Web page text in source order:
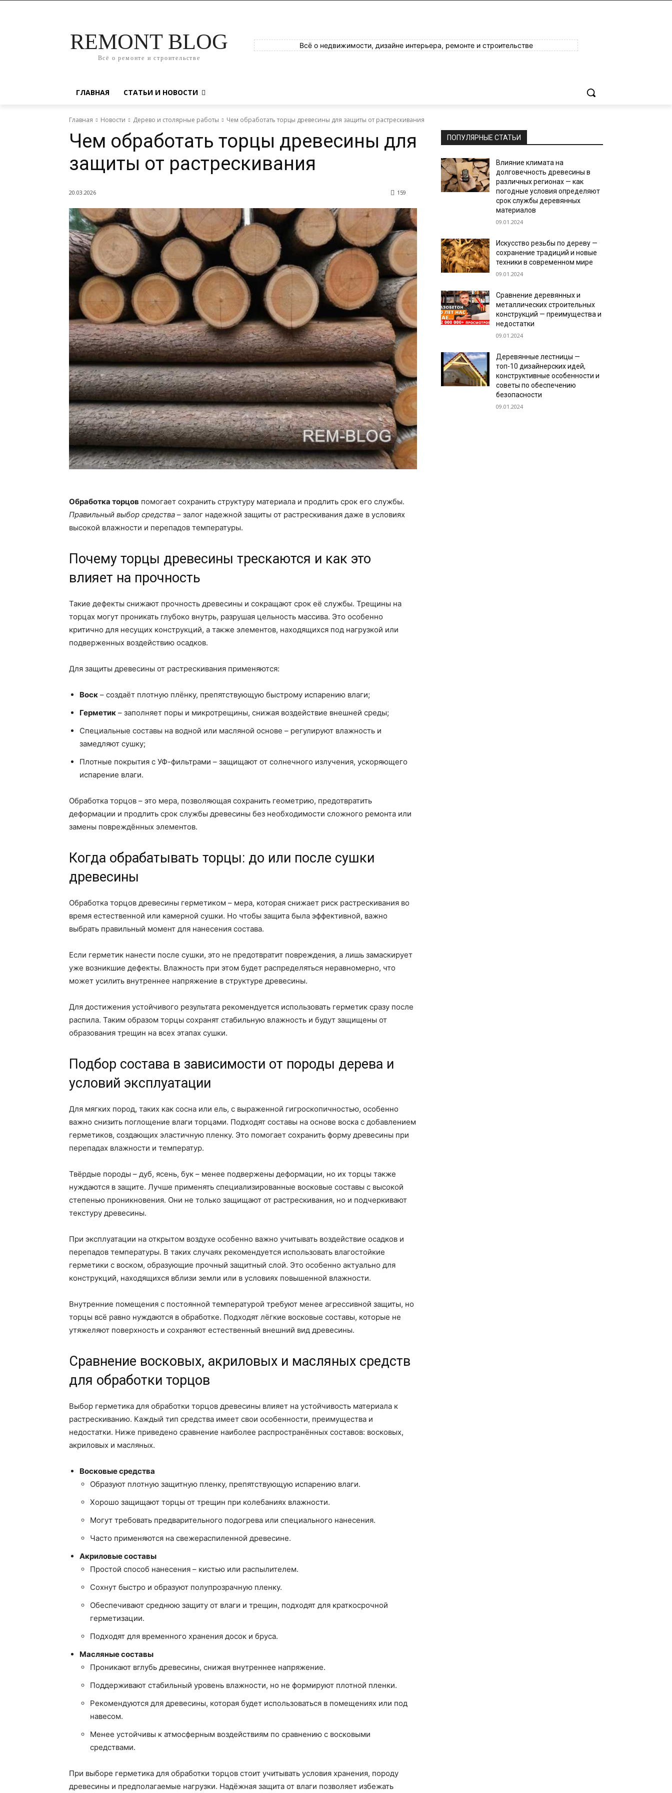
REMONT BLOG
Всё о ремонте и строительстве
Всё о недвижимости, дизайне интерьера, ремонте и строительстве
ГЛАВНАЯ СТАТЬИ И НОВОСТИ
Главная Новости Дерево и столярные работы Чем обработать торцы древесины для защиты от растрескивания
Чем обработать торцы древесины для
защиты от растрескивания
20.03.2026 159
Обработка торцов помогает сохранить структуру материала и продлить срок его службы.
Правильный выбор средства – залог надежной защиты от растрескивания даже в условиях
высокой влажности и перепадов температуры.
Почему торцы древесины трескаются и как это
влияет на прочность
Такие дефекты снижают прочность древесины и сокращают срок её службы. Трещины на
торцах могут проникать глубоко внутрь, разрушая цельность массива. Это особенно
критично для несущих конструкций, а также элементов, находящихся под нагрузкой или
подверженных воздействию осадков.
Для защиты древесины от растрескивания применяются:
Воск – создаёт плотную плёнку, препятствующую быстрому испарению влаги;
Герметик – заполняет поры и микротрещины, снижая воздействие внешней среды;
Специальные составы на водной или масляной основе – регулируют влажность и
замедляют сушку;
Плотные покрытия с УФ-фильтрами – защищают от солнечного излучения, ускоряющего
испарение влаги.
Обработка торцов – это мера, позволяющая сохранить геометрию, предотвратить
деформации и продлить срок службы древесины без необходимости сложного ремонта или
замены повреждённых элементов.
Когда обрабатывать торцы: до или после сушки
древесины
Обработка торцов древесины герметиком – мера, которая снижает риск растрескивания во
время естественной или камерной сушки. Но чтобы защита была эффективной, важно
выбрать правильный момент для нанесения состава.
Если герметик нанести после сушки, это не предотвратит повреждения, а лишь замаскирует
уже возникшие дефекты. Влажность при этом будет распределяться неравномерно, что
может усилить внутреннее напряжение в структуре древесины.
Для достижения устойчивого результата рекомендуется использовать герметик сразу после
распила. Таким образом торцы сохранят стабильную влажность и будут защищены от
образования трещин на всех этапах сушки.
Подбор состава в зависимости от породы дерева и
условий эксплуатации
Для мягких пород, таких как сосна или ель, с выраженной гигроскопичностью, особенно
важно снизить поглощение влаги торцами. Подходят составы на основе воска с добавлением
герметиков, создающих эластичную пленку. Это помогает сохранить форму древесины при
перепадах влажности и температур.
Твёрдые породы – дуб, ясень, бук – менее подвержены деформации, но их торцы также
нуждаются в защите. Лучше применять специализированные восковые составы с высокой
степенью проникновения. Они не только защищают от растрескивания, но и подчеркивают
текстуру древесины.
При эксплуатации на открытом воздухе особенно важно учитывать воздействие осадков и
перепадов температуры. В таких случаях рекомендуется использовать влагостойкие
герметики с воском, образующие прочный защитный слой. Это особенно актуально для
конструкций, находящихся вблизи земли или в условиях повышенной влажности.
Внутренние помещения с постоянной температурой требуют менее агрессивной защиты, но
торцы всё равно нуждаются в обработке. Подходят лёгкие восковые составы, которые не
утяжеляют поверхность и сохраняют естественный внешний вид древесины.
Сравнение восковых, акриловых и масляных средств
для обработки торцов
Выбор герметика для обработки торцов древесины влияет на устойчивость материала к
растрескиванию. Каждый тип средства имеет свои особенности, преимущества и
недостатки. Ниже приведено сравнение наиболее распространённых составов: восковых,
акриловых и масляных.
Восковые средства
Образуют плотную защитную пленку, препятствующую испарению влаги.
Хорошо защищают торцы от трещин при колебаниях влажности.
Могут требовать предварительного подогрева или специального нанесения.
Часто применяются на свежераспиленной древесине.
Акриловые составы
Простой способ нанесения – кистью или распылителем.
Сохнут быстро и образуют полупрозрачную пленку.
Обеспечивают среднюю защиту от влаги и трещин, подходят для краткосрочной
герметизации.
Подходят для временного хранения досок и бруса.
Масляные составы
Проникают вглубь древесины, снижая внутреннее напряжение.
Поддерживают стабильный уровень влажности, но не формируют плотной пленки.
Рекомендуются для древесины, которая будет использоваться в помещениях или под
навесом.
Менее устойчивы к атмосферным воздействиям по сравнению с восковыми
средствами.
При выборе герметика для обработки торцов стоит учитывать условия хранения, породу
древесины и предполагаемые нагрузки. Надёжная защита от влаги позволяет избежать
ПОПУЛЯРНЫЕ СТАТЬИ
Влияние климата на
долговечность древесины в
различных регионах — как
погодные условия определяют
срок службы деревянных
материалов
09.01.2024
Искусство резьбы по дереву —
сохранение традиций и новые
техники в современном мире
09.01.2024
Сравнение деревянных и
металлических строительных
конструкций — преимущества и
недостатки
09.01.2024
Деревянные лестницы —
топ-10 дизайнерских идей,
конструктивные особенности и
советы по обеспечению
безопасности
09.01.2024